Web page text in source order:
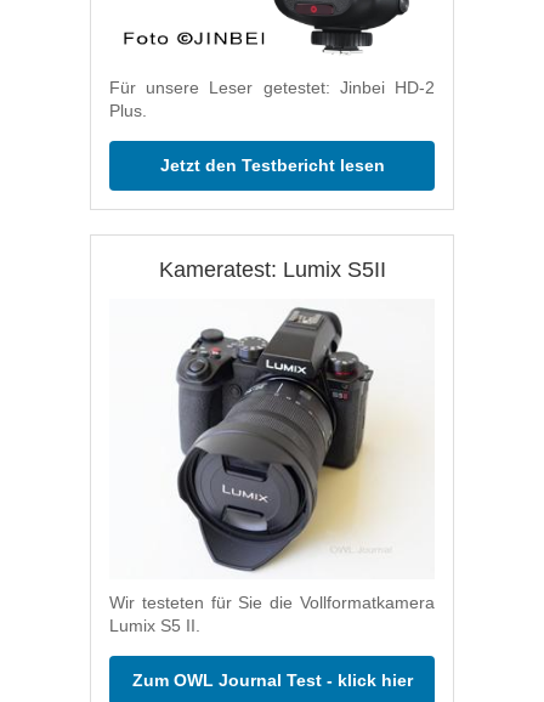
Für unsere Leser getestet: Jinbei HD-2
Plus.
Jetzt den Testbericht lesen
Kameratest: Lumix S5II
Wir testeten für Sie die Vollformatkamera
Lumix S5 II.
Zum OWL Journal Test - klick hier